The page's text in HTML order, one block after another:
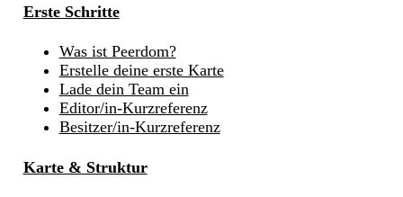
Erste Schritte
Was ist Peerdom?
Erstelle deine erste Karte
Lade dein Team ein
Editor/in-Kurzreferenz
Besitzer/in-Kurzreferenz
Karte & Struktur